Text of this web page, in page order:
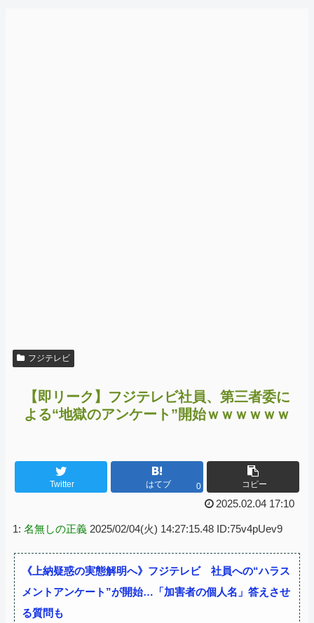
フジテレビ
【即リーク】フジテレビ社員、第三者委に
よる“地獄のアンケート”開始ｗｗｗｗｗｗ
Twitter はてブ 0 コピー
2025.02.04 17:10
1: 名無しの正義 2025/02/04(火) 14:27:15.48 ID:75v4pUev9
《上納疑惑の実態解明へ》フジテレビ 社員への“ハラス
メントアンケート”が開始…「加害者の個人名」答えさせ
る質問も